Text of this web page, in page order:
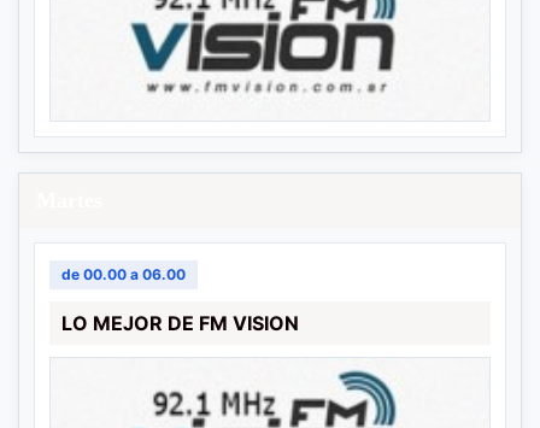
de 00.00 a 06.00
LO MEJOR DE FM VISION